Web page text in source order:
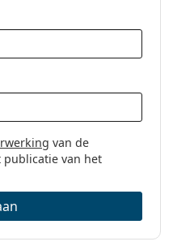
van de
publicatie van het